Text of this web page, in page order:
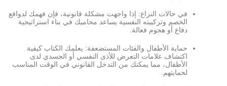
في حالات النزاع: إذا واجهت مشكلة قانونية، فإن فهمك لدوافع
الخصم وتركيبته النفسية يساعد محاميك في بناء استراتيجية
دفاع أو هجوم فعالة.
حماية الأطفال والفئات المستضعفة: يعلمك الكتاب كيفية
اكتشاف علامات التعرض للأذى النفسي أو الجسدي لدى
الأطفال، مما يمكنك من التدخل القانوني في الوقت المناسب
لحمايتهم.